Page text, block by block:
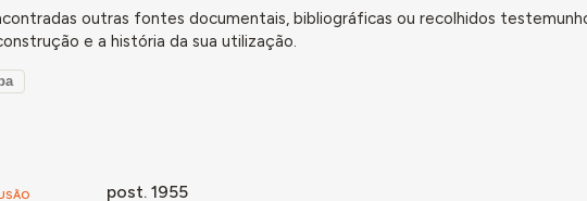
outras fontes documentais, bibliográficas ou recolhidos
e a história da sua utilização.
post. 1955